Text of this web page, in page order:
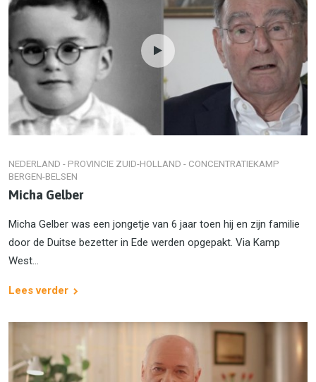
NEDERLAND - PROVINCIE ZUID-HOLLAND - CONCENTRATIEKAMP
BERGEN-BELSEN
Micha Gelber
Micha Gelber was een jongetje van 6 jaar toen hij en zijn familie
door de Duitse bezetter in Ede werden opgepakt. Via Kamp
West...
Lees verder